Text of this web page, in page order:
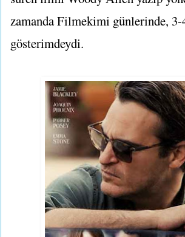
zamanda Filmekimi günlerinde, 3-
gösterimdeydi.